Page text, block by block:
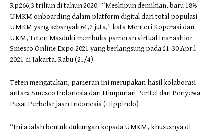
Rp266,3 triliun di tahun 2020. “Meskipun demikian, baru 18%
UMKM onboarding dalam platform digital dari total populasi
UMKM yang sebanyak 64,2 juta,” kata Menteri Koperasi dan
UKM, Teten Masduki membuka pameran virtual InaFashion
Smesco Online Expo 2021 yang berlangsung pada 21-30 April
2021 di Jakarta, Rabu (21/4).
Teten mengatakan, pameran ini merupakan hasil kolaborasi
antara Smesco Indonesia dan Himpunan Peritel dan Penyewa
Pusat Perbelanjaan Indonesia (Hippindo).
“Ini adalah bentuk dukungan kepada UMKM, khususnya di